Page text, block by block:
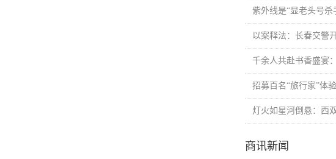
紫外线是“显老头号
以案释法：长春交警
千余人共赴书香盛宴
招募百名“旅行家”体
灯火如星河倒悬：西
商讯新闻